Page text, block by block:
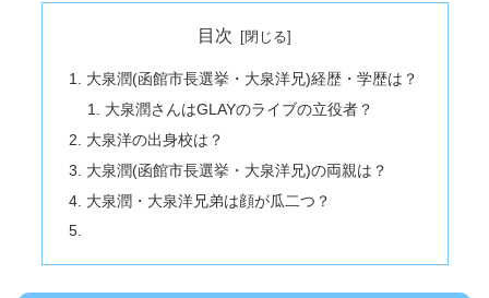
目次
大泉潤(函館市長選挙・大泉洋兄)経歴・学歴は？
大泉潤さんはGLAYのライブの立役者？
大泉洋の出身校は？
大泉潤(函館市長選挙・大泉洋兄)の両親は？
大泉潤・大泉洋兄弟は顔が瓜二つ？